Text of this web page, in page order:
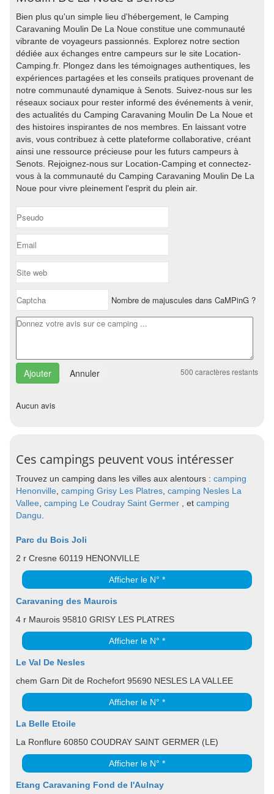
Bien plus qu'un simple lieu d'hébergement, le Camping
Caravaning Moulin De La Noue constitue une communauté
vibrante de voyageurs passionnés. Explorez notre section
dédiée aux échanges entre campeurs sur le site Location-
Camping.fr. Plongez dans les témoignages authentiques, les
expériences partagées et les conseils pratiques provenant de
notre communauté dynamique à Senots. Suivez-nous sur les
réseaux sociaux pour rester informé des événements à venir,
des actualités du Camping Caravaning Moulin De La Noue et
des histoires inspirantes de nos membres. En laissant votre
avis, vous contribuez à cette plateforme collaborative, créant
ainsi une ressource précieuse pour les futurs campeurs à
Senots. Rejoignez-nous sur Location-Camping et connectez-
vous à la communauté du Camping Caravaning Moulin De La
Noue pour vivre pleinement l'esprit du plein air.
Nombre de majuscules dans CaMPinG ?
Annuler 500 caractères restants
Aucun avis
Ces campings peuvent vous intéresser
Trouvez un camping dans les villes aux alentours : camping
Henonville camping Grisy Les Platres camping Nesles La
Vallee camping Le Coudray Saint Germer , et camping
Dangu
Parc du Bois Joli
2 r Cresne 60119 HENONVILLE
Afficher le N° *
Caravaning des Maurois
4 r Maurois 95810 GRISY LES PLATRES
Afficher le N° *
Le Val De Nesles
chem Garn Dit de Rochefort 95690 NESLES LA VALLEE
Afficher le N° *
La Belle Etoile
La Ronflure 60850 COUDRAY SAINT GERMER (LE)
Afficher le N° *
Etang Caravaning Fond de l'Aulnay